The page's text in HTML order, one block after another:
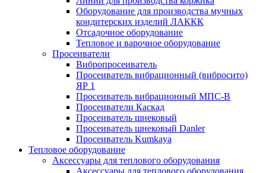
Оборудование для производства мучных
кондитерских изделий ЛАККК
Отсадочное оборудование
Тепловое и варочное оборудование
Просеиватели
Вибропросеиватель
Просеиватель вибрационный (вибросито)
ЯР 1
Просеиватель вибрационный МПС-В
Просеиватели Каскад
Просеиватель шнековый
Просеиватель шнековый Danler
Просеиватель Kumkaya
Тепловое оборудование
Аксессуары для теплового оборудования
Аксессуары для теплового оборудования